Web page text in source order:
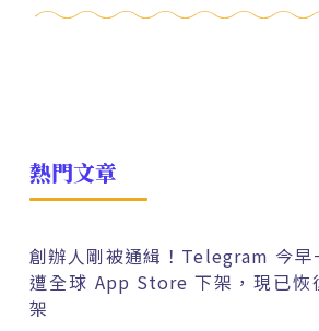
熱門文章
創辦人剛被通緝！Telegram 今早
遭全球 App Store 下架，現已恢
架